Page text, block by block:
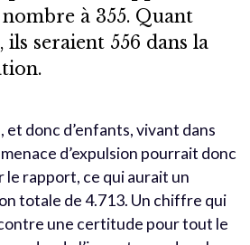
à 355. Quant
ils seraient 556 dans la
et donc d’enfants, vivant dans
d’expulsion pourrait donc
le rapport, ce qui aurait un
totale de 4.713. Un chiffre qui
une certitude pour tout le